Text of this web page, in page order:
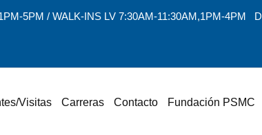
5PM / WALK-INS LV 7:30AM-11:30AM,1PM-4PM
Visitas Carreras Contacto Fundación PSMC